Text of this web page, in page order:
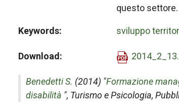
questo settore.
Keywords sviluppo
Download
Benedetti S. (2014) "Formazione
disabilità ", Turismo e Psicologia,